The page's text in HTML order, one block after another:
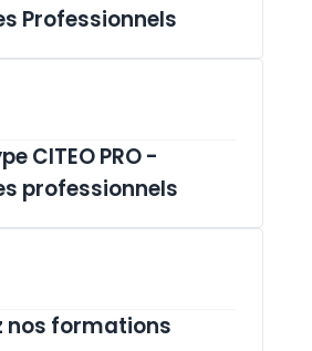
Professionnels
CITEO PRO -
professionnels
nos formations